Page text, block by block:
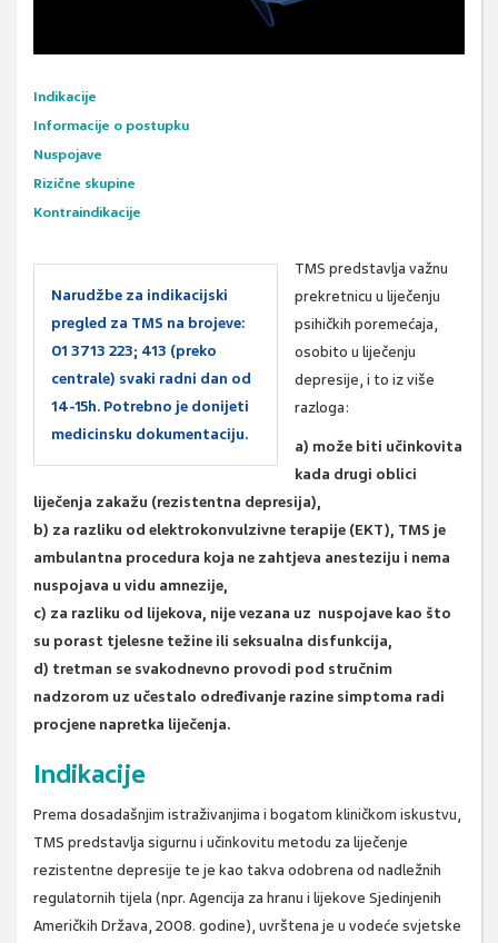
Indikacije
Informacije o postupku
Nuspojave
Rizične skupine
Kontraindikacije
Narudžbe za indikacijski
pregled za TMS na brojeve:
01 3713 223; 413 (preko
centrale) svaki radni dan od
14-15h. Potrebno je donijeti
medicinsku dokumentaciju.
TMS predstavlja važnu
prekretnicu u liječenju
psihičkih poremećaja,
osobito u liječenju
depresije, i to iz više
razloga:
a) može biti učinkovita
kada drugi oblici
liječenja zakažu (rezistentna depresija),
b) za razliku od elektrokonvulzivne terapije (EKT), TMS je
ambulantna procedura koja ne zahtjeva anesteziju i nema
nuspojava u vidu amnezije,
c) za razliku od lijekova, nije vezana uz nuspojave kao što
su porast tjelesne težine ili seksualna disfunkcija,
d) tretman se svakodnevno provodi pod stručnim
nadzorom uz učestalo određivanje razine simptoma radi
procjene napretka liječenja.
Indikacije
Prema dosadašnjim istraživanjima i bogatom kliničkom iskustvu,
TMS predstavlja sigurnu i učinkovitu metodu za liječenje
rezistentne depresije te je kao takva odobrena od nadležnih
regulatornih tijela (npr. Agencija za hranu i lijekove Sjedinjenih
Američkih Država, 2008. godine), uvrštena je u vodeće svjetske